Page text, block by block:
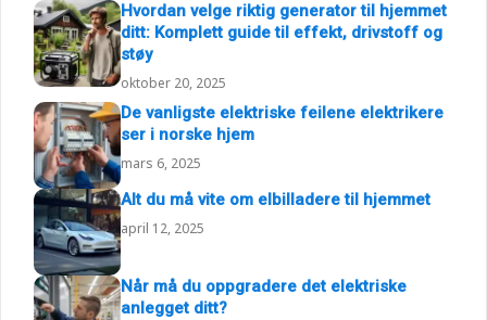
Hvordan velge riktig generator til hjemmet
ditt: Komplett guide til effekt, drivstoff og
støy
oktober 20, 2025
De vanligste elektriske feilene elektrikere
ser i norske hjem
mars 6, 2025
Alt du må vite om elbilladere til hjemmet
april 12, 2025
Når må du oppgradere det elektriske
anlegget ditt?